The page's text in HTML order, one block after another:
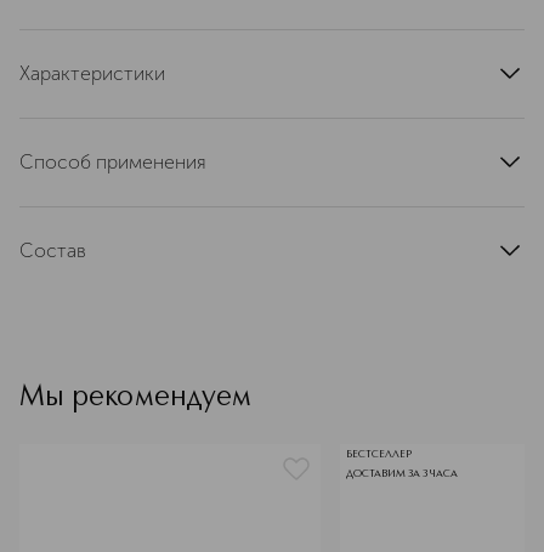
Характеристики
область применения
текстура
кремовая
Способ применения
средства. 2. Увлажните губы и увеличьте их объем с
увлажнения.
Состав
Мы рекомендуем
БЕСТСЕЛЛЕР
ДОСТАВИМ ЗА 3 ЧАСА